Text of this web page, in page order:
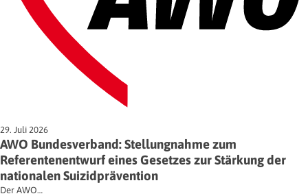
29. Juli 2026
AWO Bundesverband: Stellungnahme zum
Referentenentwurf eines Gesetzes zur Stärkung der
nationalen Suizidprävention
Der AWO…